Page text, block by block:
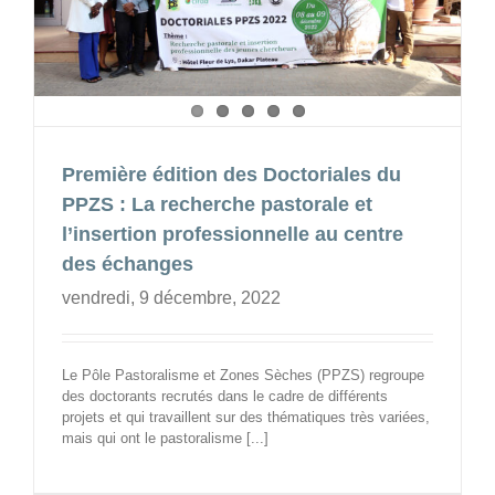
Première édition des Doctoriales du
PPZS : La recherche pastorale et
l’insertion professionnelle au centre
des échanges
vendredi, 9 décembre, 2022
Le Pôle Pastoralisme et Zones Sèches (PPZS) regroupe
des doctorants recrutés dans le cadre de différents
projets et qui travaillent sur des thématiques très variées,
mais qui ont le pastoralisme [...]